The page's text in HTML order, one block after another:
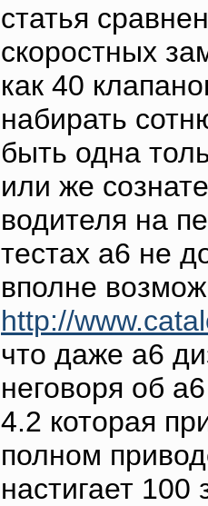
статья
скоростных
как 40
набирать
быть одна
или же
водителя на
тестах а6 не
вполне
http://
что даже а6
неговоря об а6
4.2 которая
полном
настигает